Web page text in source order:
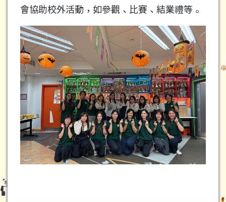
會協助校外活動，如參觀、比賽、結業禮等。